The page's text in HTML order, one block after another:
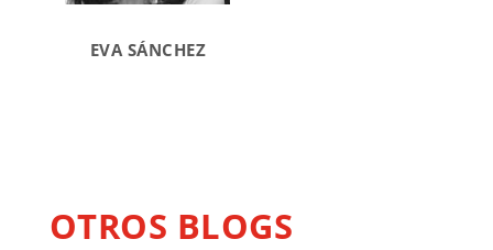
EVA SÁNCHEZ
OTROS BLOGS